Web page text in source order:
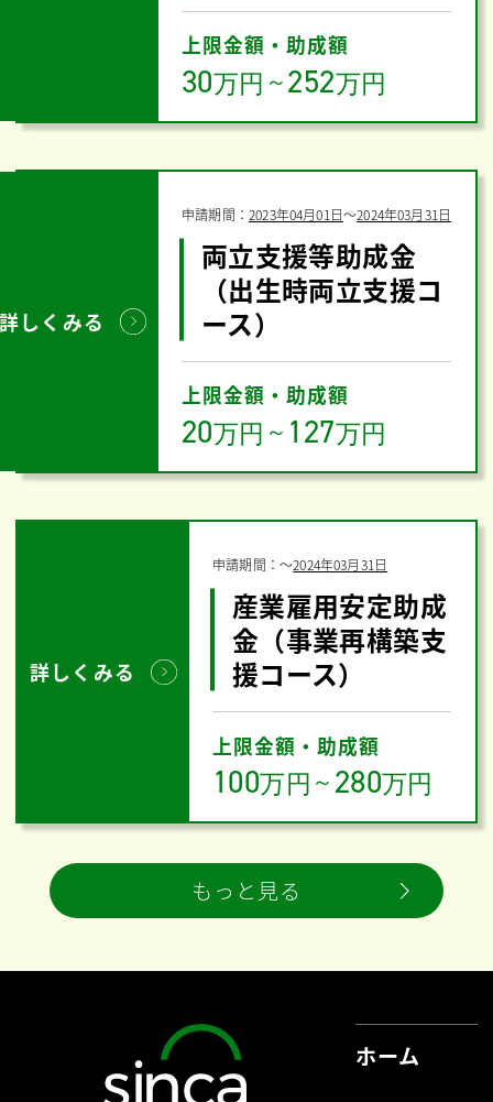
上限金額・助成額
30万円 ～252万円
詳しくみる
申請期間：2023年04月01日〜2024年03月31日
両立支援等助成金
（出生時両立支援コ
ース）
上限金額・助成額
20万円 ～ 127万円
詳しくみる
申請期間：〜2024年03月31日
産業雇用安定助成
金（事業再構築支
援コース）
上限金額・助成額
100万円 ～ 280万円
もっと見る
ホーム